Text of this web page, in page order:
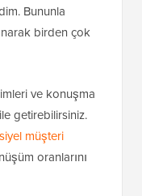
Bununla
birden çok
ve konuşma
getirebilirsiniz.
müşteri
oranlarını